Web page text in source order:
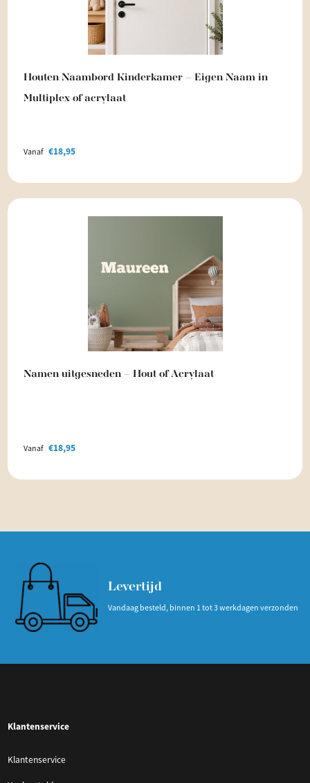
Houten Naambord Kinderkamer – Eigen Naam in
Multiplex of acrylaat
Vanaf €18,95
Namen uitgesneden – Hout of Acrylaat
Vanaf €18,95
Levertijd
Vandaag besteld, binnen 1 tot 3 werkdagen verzonden
Klantenservice
Klantenservice